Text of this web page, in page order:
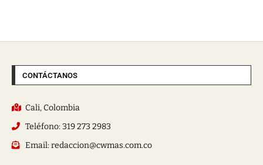
CONTÁCTANOS
Cali, Colombia
Teléfono: 319 273 2983
Email: redaccion@cwmas.com.co